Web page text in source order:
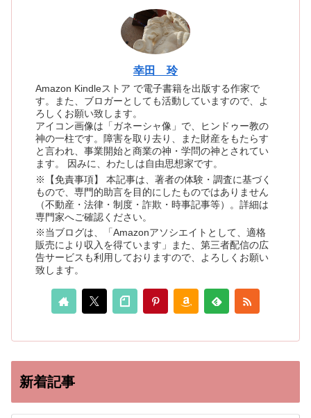
幸田 玲
Amazon Kindleストア で電子書籍を出版する作家で
す。また、ブロガーとしても活動していますので、よ
ろしくお願い致します。
アイコン画像は「ガネーシャ像」で、ヒンドゥー教の
神の一柱です。障害を取り去り、また財産をもたらす
と言われ、事業開始と商業の神・学問の神とされてい
ます。 因みに、わたしは自由思想家です。
※【免責事項】 本記事は、著者の体験・調査に基づく
もので、専門的助言を目的にしたものではありません
（不動産・法律・制度・詐欺・時事記事等）。詳細は
専門家へご確認ください。
※当ブログは、「Amazonアソシエイトとして、適格
販売により収入を得ています」また、第三者配信の広
告サービスも利用しておりますので、よろしくお願い
致します。
新着記事